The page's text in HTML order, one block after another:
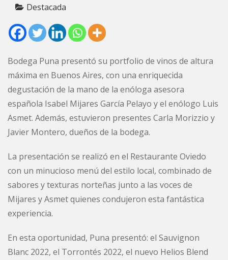
Destacada
Bodega Puna presentó su portfolio de vinos de altura
máxima en Buenos Aires, con una enriquecida
degustación de la mano de la enóloga asesora
española Isabel Mijares García Pelayo y el enólogo Luis
Asmet. Además, estuvieron presentes Carla Morizzio y
Javier Montero, dueños de la bodega.
La presentación se realizó en el Restaurante Oviedo
con un minucioso menú del estilo local, combinado de
sabores y texturas norteñas junto a las voces de
Mijares y Asmet quienes condujeron esta fantástica
experiencia.
En esta oportunidad, Puna presentó: el Sauvignon
Blanc 2022, el Torrontés 2022, el nuevo Helios Blend